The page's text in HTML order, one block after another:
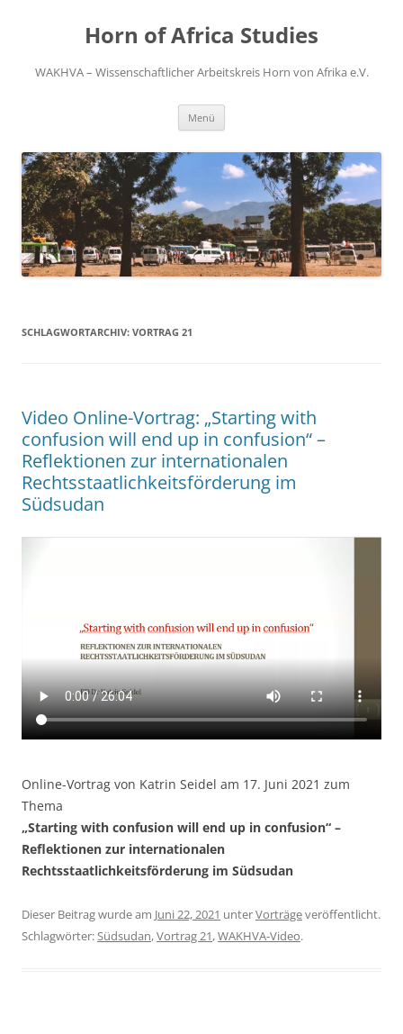
Horn of Africa Studies
WAKHVA – Wissenschaftlicher Arbeitskreis Horn von Afrika e.V.
Menü
SCHLAGWORTARCHIV: VORTRAG 21
Video Online-Vortrag: „Starting with
confusion will end up in confusion“ –
Reflektionen zur internationalen
Rechtsstaatlichkeitsförderung im
Südsudan
Online-Vortrag von Katrin Seidel am 17. Juni 2021 zum
Thema
„Starting with confusion will end up in confusion“ –
Reflektionen zur internationalen
Rechtsstaatlichkeitsförderung im Südsudan
Dieser Beitrag wurde am Juni 22, 2021 unterVorträgeveröffentlicht.
Schlagwörter:Südsudan,Vortrag 21,WAKHVA-Video.